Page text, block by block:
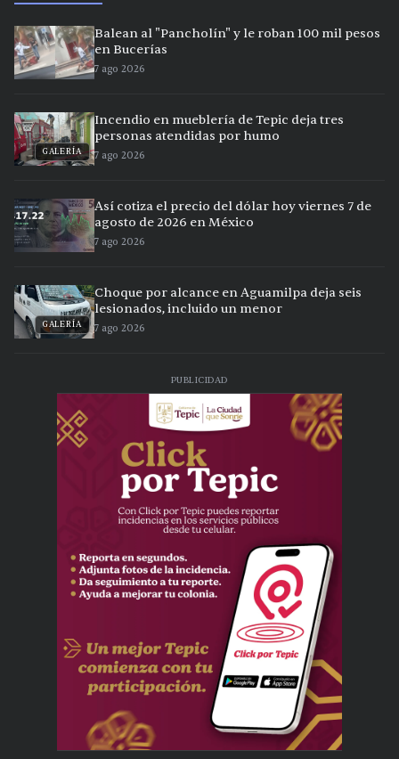
Balean al "Pancholín" y le roban 100 mil pesos
en Bucerías
7 ago 2026
GALERÍA
Incendio en mueblería de Tepic deja tres
personas atendidas por humo
7 ago 2026
Así cotiza el precio del dólar hoy viernes 7 de
agosto de 2026 en México
7 ago 2026
GALERÍA
Choque por alcance en Aguamilpa deja seis
lesionados, incluido un menor
7 ago 2026
PUBLICIDAD